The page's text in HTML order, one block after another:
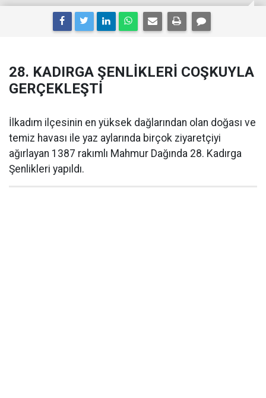
28. KADIRGA ŞENLİKLERİ COŞKUYLA
GERÇEKLEŞTİ
İlkadım ilçesinin en yüksek dağlarından olan doğası ve
temiz havası ile yaz aylarında birçok ziyaretçiyi
ağırlayan 1387 rakımlı Mahmur Dağında 28. Kadırga
Şenlikleri yapıldı.